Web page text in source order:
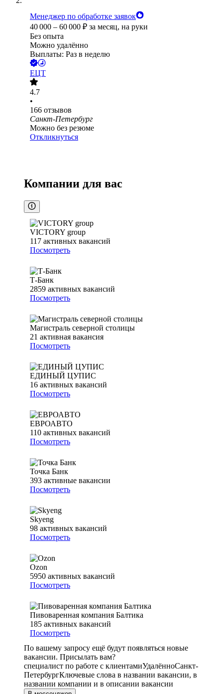
Менеджер по обработке заявок
40 000 – 60 000 ₽ за месяц, на руки
Без опыта
Можно удалённо
Выплаты: Раз в неделю
ЕЦТ
4.7
•
166 отзывов
Санкт-Петербург
Можно без резюме
Откликнуться
Компании для вас
VICTORY group
117 активных вакансий
Посмотреть
Т-Банк
2859 активных вакансий
Посмотреть
Магистраль северной столицы
21 активная вакансия
Посмотреть
ЕДИНЫЙ ЦУПИС
16 активных вакансий
Посмотреть
ЕВРОАВТО
110 активных вакансий
Посмотреть
Точка Банк
393 активные вакансии
Посмотреть
Skyeng
98 активных вакансий
Посмотреть
Ozon
5950 активных вакансий
Посмотреть
Пивоваренная компания Балтика
185 активных вакансий
Посмотреть
По вашему запросу ещё будут появляться новые
вакансии. Присылать вам?
специалист по работе с клиентамиУдалённоСанкт-
ПетербургКлючевые слова в названии вакансии, в
названии компании и в описании вакансии